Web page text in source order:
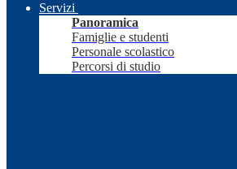
Servizi
Panoramica
Famiglie e studenti
Personale scolastico
Percorsi di studio